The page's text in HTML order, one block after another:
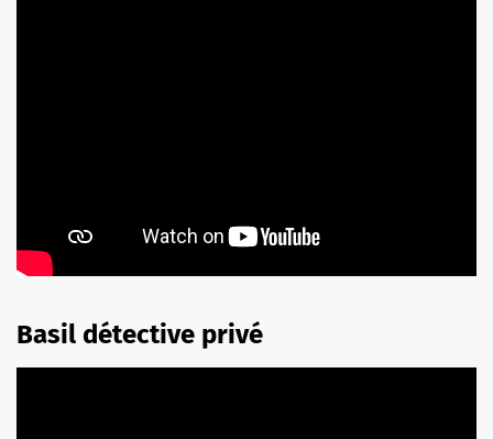
Basil détective privé